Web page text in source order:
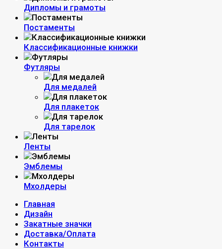
Дипломы и грамоты
Постаменты
Классификационные книжки
Футляры
Для медалей
Для плакеток
Для тарелок
Ленты
Эмблемы
Мхолдеры
Главная
Дизайн
Закатные значки
Доставка/Оплата
Контакты